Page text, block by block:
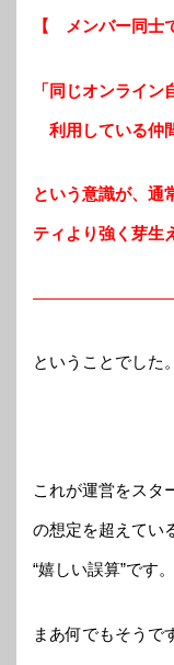
【 メンバー同士
「同じオンライン
利用している仲
という意識が、通
ティより強く芽生
ということでした。
これが運営をスタ
の想定を超えてい
“嬉しい誤算”です。
まあ何でもそうで